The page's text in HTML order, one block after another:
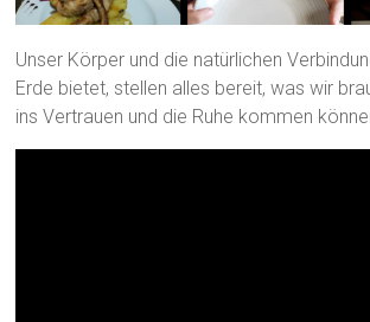
Unser Körper und die natürlichen
Erde bietet, stellen alles bereit, was wir
ins Vertrauen und die Ruhe kommen